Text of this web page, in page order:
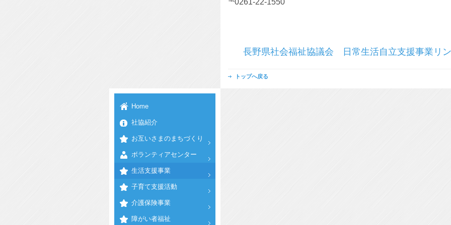
℡0261-22-1550
長野県社会福祉協議会 日常生活自立支援事業リ
トップへ戻る
Home
社協紹介
お互いさまのまちづくり
ボランティアセンター
生活支援事業
子育て支援活動
介護保険事業
障がい者福祉